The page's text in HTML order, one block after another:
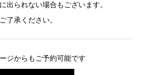
出られない場合もございます。
ご了承ください。
ジからもご予約可能です